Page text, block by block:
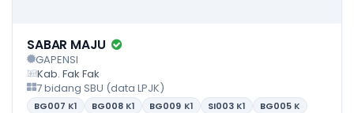
SABAR MAJU
GAPENSI
Kab. Fak Fak
7 bidang SBU (data LPJK)
BG007 K1 BG008 K1 BG009 K1 SI003 K1 BG005 K